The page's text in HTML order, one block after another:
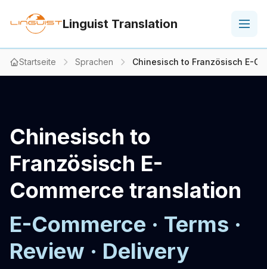
Linguist Translation
Startseite Sprachen Chinesisch to Französisch E-
Chinesisch to
Französisch E-
Commerce translation
E-Commerce · Terms ·
Review · Delivery